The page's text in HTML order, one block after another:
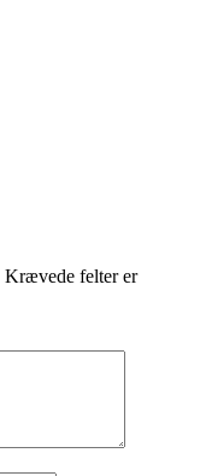
Krævede felter er